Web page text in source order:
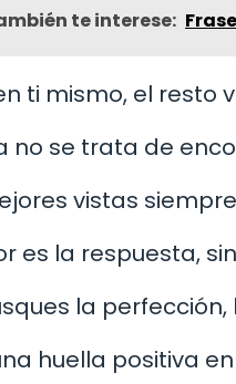
te interese:
ti mismo, el
no se trata de
vistas
es la respuesta,
la
huella positiva